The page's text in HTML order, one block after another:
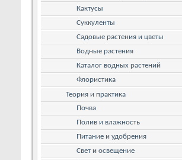
Кактусы
Суккуленты
Садовые растения и цветы
Водные растения
Каталог водных растений
Флористика
Теория и практика
Почва
Полив и влажность
Питание и удобрения
Свет и освещение